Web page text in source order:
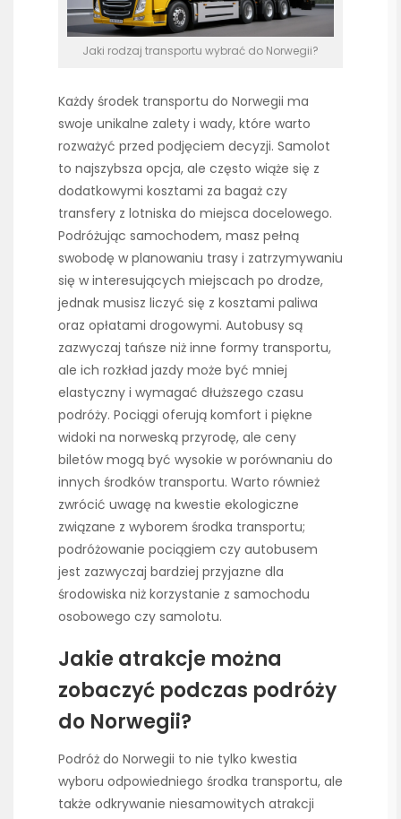
Jaki rodzaj transportu wybrać do Norwegii?
Każdy środek transportu do Norwegii ma
swoje unikalne zalety i wady, które warto
rozważyć przed podjęciem decyzji. Samolot
to najszybsza opcja, ale często wiąże się z
dodatkowymi kosztami za bagaż czy
transfery z lotniska do miejsca docelowego.
Podróżując samochodem, masz pełną
swobodę w planowaniu trasy i zatrzymywaniu
się w interesujących miejscach po drodze,
jednak musisz liczyć się z kosztami paliwa
oraz opłatami drogowymi. Autobusy są
zazwyczaj tańsze niż inne formy transportu,
ale ich rozkład jazdy może być mniej
elastyczny i wymagać dłuższego czasu
podróży. Pociągi oferują komfort i piękne
widoki na norweską przyrodę, ale ceny
biletów mogą być wysokie w porównaniu do
innych środków transportu. Warto również
zwrócić uwagę na kwestie ekologiczne
związane z wyborem środka transportu;
podróżowanie pociągiem czy autobusem
jest zazwyczaj bardziej przyjazne dla
środowiska niż korzystanie z samochodu
osobowego czy samolotu.
Jakie atrakcje można
zobaczyć podczas podróży
do Norwegii?
Podróż do Norwegii to nie tylko kwestia
wyboru odpowiedniego środka transportu, ale
także odkrywanie niesamowitych atrakcji